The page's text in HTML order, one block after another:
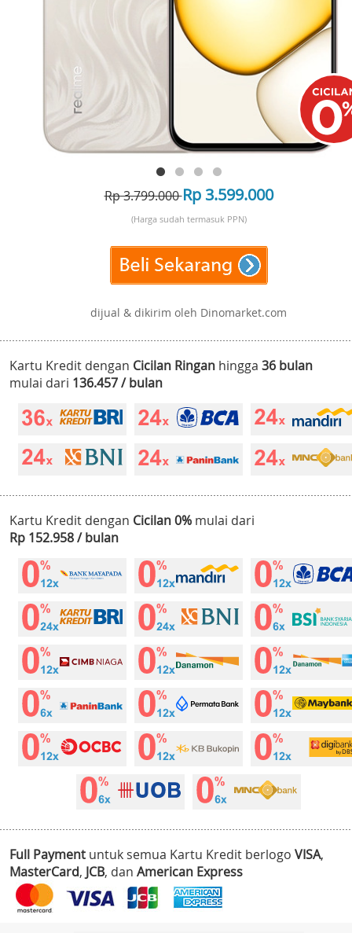
Rp 3.799.000Rp 3.599.000
(Harga sudah termasuk PPN)
dijual & dikirim oleh Dinomarket.com
Kartu Kredit dengan Cicilan Ringan hingga 36 bulan
mulai dari 136.457 / bulan
Kartu Kredit dengan Cicilan 0% mulai dari
Rp 152.958 / bulan
Full Payment untuk semua Kartu Kredit berlogo VISA,
MasterCard, JCB, dan American Express